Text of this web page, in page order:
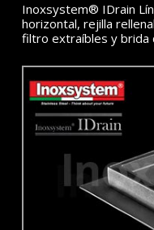
Inoxsystem® IDrain
horizontal, rejilla
filtro extraíbles y brida